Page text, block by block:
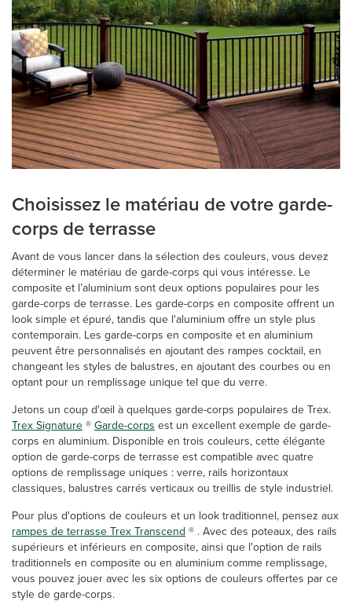
Choisissez le matériau de votre garde-
corps de terrasse
Avant de vous lancer dans la sélection des couleurs, vous devez
déterminer le matériau de garde-corps qui vous intéresse. Le
composite et l’aluminium sont deux options populaires pour les
garde-corps de terrasse. Les garde-corps en composite offrent un
look simple et épuré, tandis que l'aluminium offre un style plus
contemporain. Les garde-corps en composite et en aluminium
peuvent être personnalisés en ajoutant des rampes cocktail, en
changeant les styles de balustres, en ajoutant des courbes ou en
optant pour un remplissage unique tel que du verre.
Jetons un coup d'œil à quelques garde-corps populaires de Trex.
Trex Signature®Garde-corps est un excellent exemple de garde-
corps en aluminium. Disponible en trois couleurs, cette élégante
option de garde-corps de terrasse est compatible avec quatre
options de remplissage uniques : verre, rails horizontaux
classiques, balustres carrés verticaux ou treillis de style industriel.
Pour plus d'options de couleurs et un look traditionnel, pensez aux
rampes de terrasse Trex Transcend ® . Avec des poteaux, des rails
supérieurs et inférieurs en composite, ainsi que l'option de rails
traditionnels en composite ou en aluminium comme remplissage,
vous pouvez jouer avec les six options de couleurs offertes par ce
style de garde-corps.